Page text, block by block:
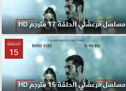
مسلسل مرعشلي الحلقة 17 مترجم HD
الحلقة
15
مسلسل مرعشلي الحلقة 15 مترجم HD